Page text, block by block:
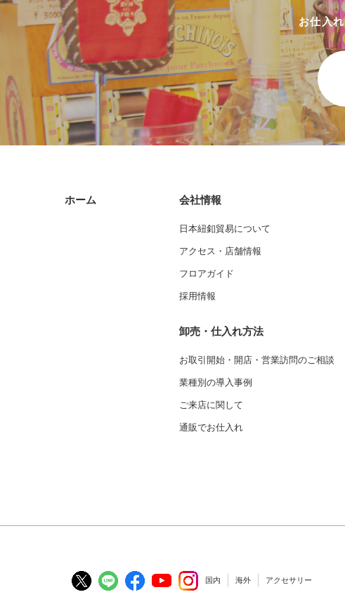
お仕入
ホーム 会社情報
日本紐釦貿易について
アクセス・店舗情報
フロアガイド
採用情報
卸売・仕入れ方法
お取引開始・開店・営業訪問のご相談
業種別の導入事例
ご来店に関して
通販でお仕入れ
国内 海外 アクセサリー